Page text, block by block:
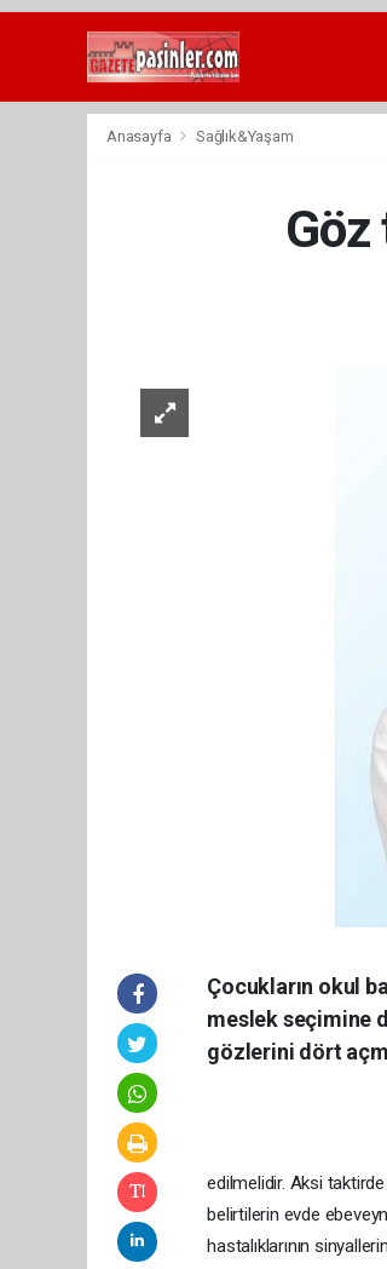
Deneme
Anasayfa Sağlık&Yaşam
Çocukların okul
meslek seçimine
gözlerini dört
edilmelidir. Aksi taktirde
belirtilerin evde
hastalıklarının